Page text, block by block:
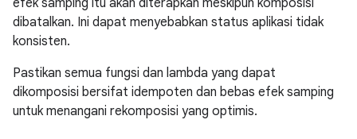
efek samping itu akan diterapkan meskipun komposisi
dibatalkan. Ini dapat menyebabkan status aplikasi tidak
konsisten.
Pastikan semua fungsi dan lambda yang dapat
dikomposisi bersifat idempoten dan bebas efek samping
untuk menangani rekomposisi yang optimis.